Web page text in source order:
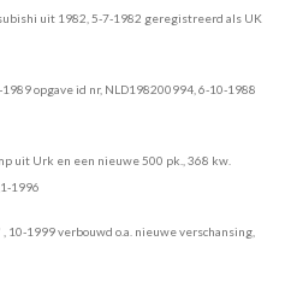
uit 1982, 5-7-1982 geregistreerd als UK
opgave id nr, NLD198200994, 6-10-1988
uit Urk en een nieuwe 500 pk., 368 kw.
1996
10-1999 verbouwd o.a. nieuwe verschansing,